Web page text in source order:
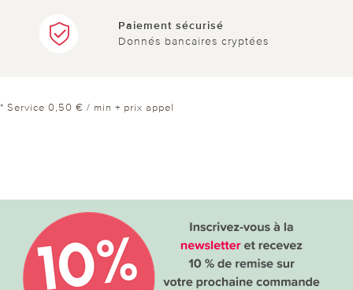
Paiement sécurisé
Donnés bancaires cryptées
* Service 0,50 € / min + prix appel